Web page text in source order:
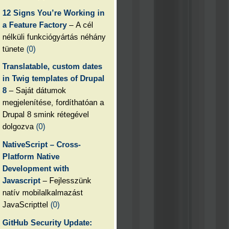
12 Signs You’re Working in
a Feature Factory – A cél
nélküli funkciógyártás néhány
tünete(0)
Translatable, custom dates
in Twig templates of Drupal
8 – Saját dátumok
megjelenítése, fordíthatóan a
Drupal 8 smink rétegével
dolgozva(0)
NativeScript – Cross-
Platform Native
Development with
Javascript – Fejlesszünk
natív mobilalkalmazást
JavaScripttel(0)
GitHub Security Update: